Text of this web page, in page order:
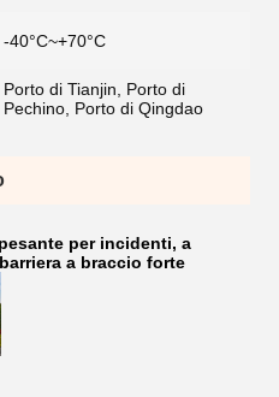
-40°C~+70°C
Porto di Tianjin, Porto di
Pechino, Porto di Qingdao
per incidenti, a
a braccio forte